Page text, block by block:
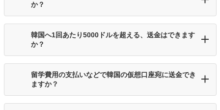
か？
韓国へ1回あたり5000ドルを超える、送金はできます
か？
留学費用の支払いなどで韓国の仮想口座宛に送金でき
ますか？